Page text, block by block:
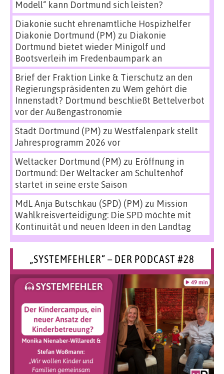
Modell“ kann Dortmund sich leisten?
Diakonie sucht ehrenamtliche Hospizhelfer
Diakonie Dortmund (PM) zu Diakonie
Dortmund bietet wieder Minigolf und
Bootsverleih im Fredenbaumpark an
Brief der Fraktion Linke & Tierschutz an den
Regierungspräsidenten zu Wem gehört die
Innenstadt? Dortmund beschließt Bettelverbot
vor der Außengastronomie
Stadt Dortmund (PM) zu Westfalenpark stellt
Jahresprogramm 2026 vor
Weltacker Dortmund (PM) zu Eröffnung in
Dortmund: Der Weltacker am Schultenhof
startet in seine erste Saison
MdL Anja Butschkau (SPD) (PM) zu Mission
Wahlkreisverteidigung: Die SPD möchte mit
Kontinuität und neuen Ideen in den Landtag
„SYSTEMFEHLER“ – DER PODCAST #28